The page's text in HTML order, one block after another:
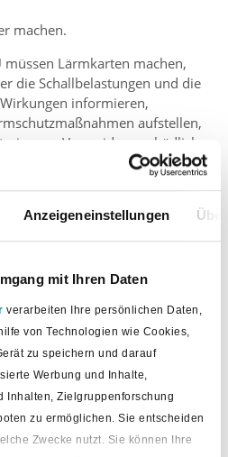
Anzeigeneinstellungen
mit Ihren Daten
verarbeiten Ihre persönlichen Daten,
von Technologien wie Cookies,
zu speichern und darauf
Werbung und Inhalte,
Inhalten, Zielgruppenforschung
zu ermöglichen. Sie entscheiden
Zwecke nutzt. Sie können Ihre
machen.
müssen Lärmkarten machen,
die Schallbelastungen und die
informieren,
aufstellen,
zur Vermeidung schädlicher
oder zum Schutz und Erhalt
informieren.
bestehender
müssen bestehende
und überarbeitet werden.
Entwicklungen für die
bis 18. Juli 2029 an.
hat der Rat der Gemeinde
des Entwurfes des